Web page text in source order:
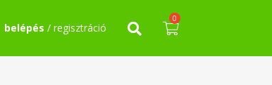
belépés / regisztráció
0